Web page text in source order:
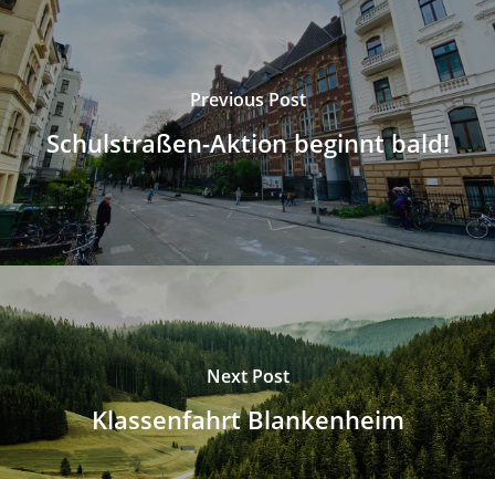
Previous Post
Schulstraßen-Aktion beginnt bald!
Next Post
Klassenfahrt Blankenheim